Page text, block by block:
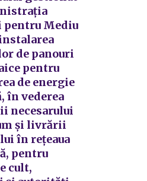
pentru Mediu
de panouri
pentru
de energie
în vederea
necesarului
şi livrării
în reţeaua
pentru
cult,